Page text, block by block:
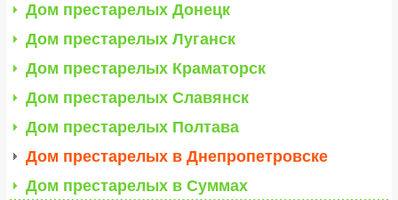
Дом престарелых Донецк
Дом престарелых Луганск
Дом престарелых Краматорск
Дом престарелых Славянск
Дом престарелых Полтава
Дом престарелых в Днепропетровске
Дом престарелых в Суммах